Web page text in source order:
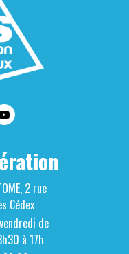
2 rue
Cédex
de
à 17h